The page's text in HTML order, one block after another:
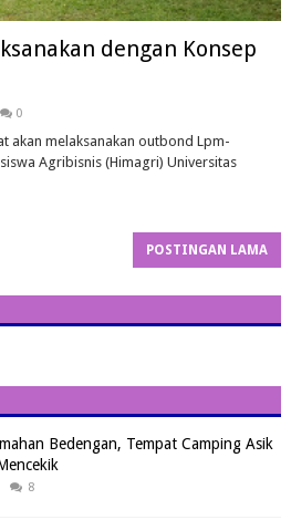
dengan Konsep
0
akan melaksanakan outbond Lpm-
Agribisnis (Himagri) Universitas
POSTINGAN LAMA
Bedengan, Tempat Camping Asik
8